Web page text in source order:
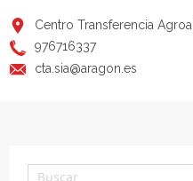
Centro Transferencia
976716337
cta.sia@aragon.es